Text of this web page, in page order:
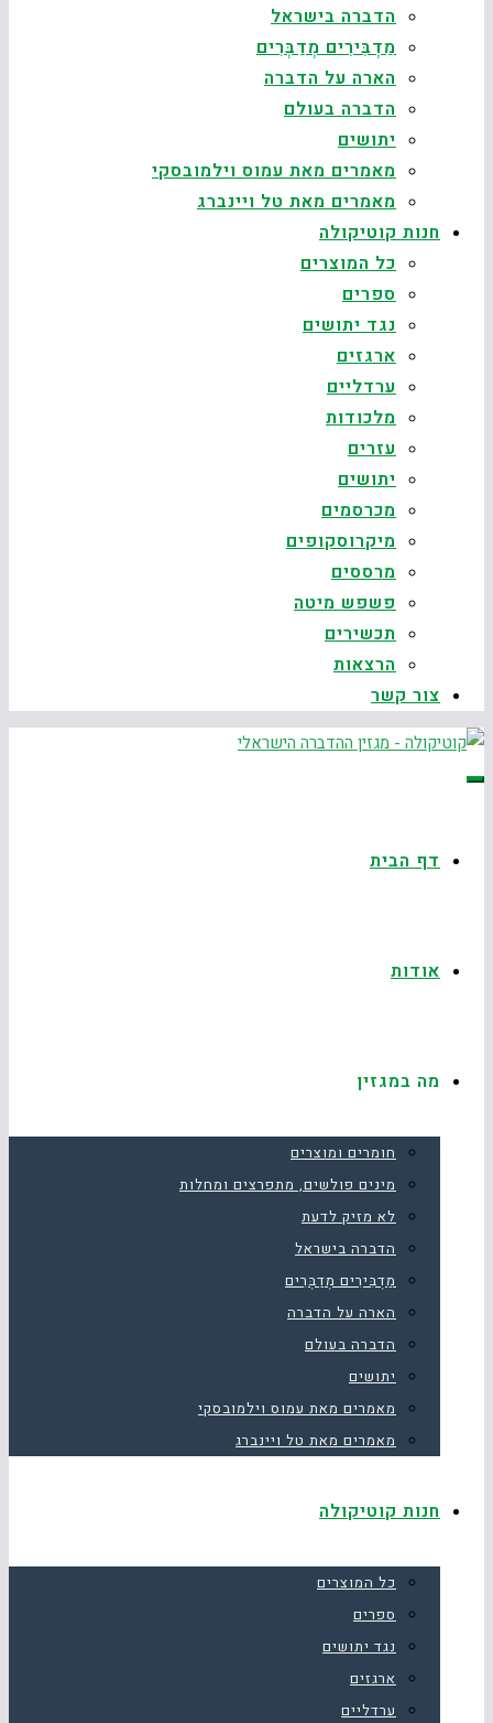
הדברה בישראל
מַדְבִּירִים מְדַבְּרִים
הארה על הדברה
הדברה בעולם
יתושים
מאמרים מאת עמוס וילמובסקי
מאמרים מאת טל ויינברג
חנות קוטיקולה
כל המוצרים
ספרים
נגד יתושים
ארגזים
ערדליים
מלכודות
עזרים
יתושים
מכרסמים
מיקרוסקופים
מרססים
פשפש מיטה
תכשירים
הרצאות
צור קשר
תפריט
דף הבית
אודות
מה במגזין
חומרים ומוצרים
מינים פולשים, מתפרצים ומחלות
לא מזיק לדעת
הדברה בישראל
מַדְבִּירִים מְדַבְּרִים
הארה על הדברה
הדברה בעולם
יתושים
מאמרים מאת עמוס וילמובסקי
מאמרים מאת טל ויינברג
חנות קוטיקולה
כל המוצרים
ספרים
נגד יתושים
ארגזים
ערדליים